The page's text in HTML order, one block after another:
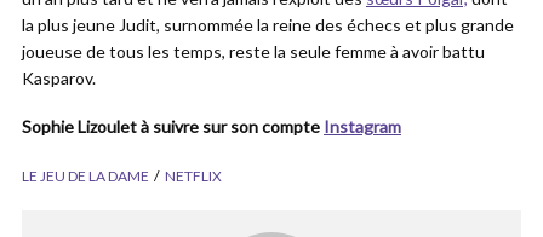
la plus jeune Judit, surnommée la reine des échecs et plus grande
joueuse de tous les temps, reste la seule femme à avoir battu
Kasparov.
Sophie Lizoulet à suivre sur son compte Instagram
LE JEU DE LA DAME NETFLIX